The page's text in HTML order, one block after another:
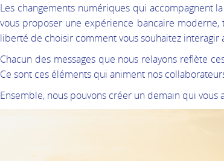
Les changements numériques qui accompagnent
vous proposer une expérience bancaire moderne,
liberté de choisir comment vous souhaitez interagir
Chacun des messages que nous relayons reflète
Ce sont ces éléments qui animent nos
Ensemble, nous pouvons créer un demain qui vous